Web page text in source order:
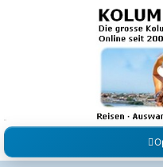
Kolumbienforum -
grosse Forum der
Freunde Kolumbiens
Reisen, Auswandern, Kultur, Politik,
Austausch, Erfahrungen und